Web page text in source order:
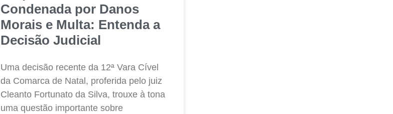
Condenada por Danos
Morais e Multa: Entenda a
Decisão Judicial
Uma decisão recente da 12ª Vara Cível
da Comarca de Natal, proferida pelo juiz
Cleanto Fortunato da Silva, trouxe à tona
uma questão importante sobre